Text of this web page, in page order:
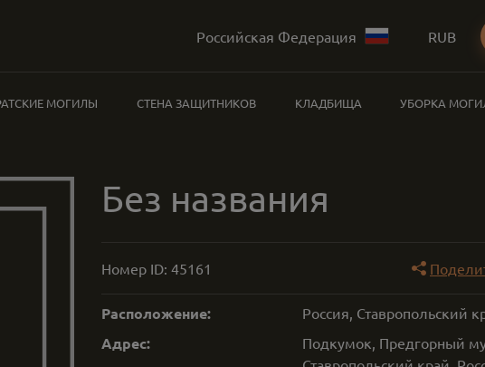
Российская Федерация RUB
МОГИЛЫ СТЕНА ЗАЩИТНИКОВ КЛАДБИЩА УБОРКА
Без названия
Номер ID: 45161
Расположение: Россия, Ставропольский
Адрес:
Подкумок, Предгорный